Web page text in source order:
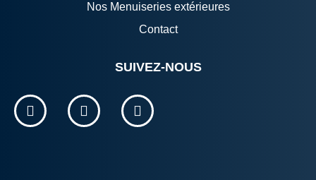
Nos Menuiseries extérieures
Contact
SUIVEZ-NOUS